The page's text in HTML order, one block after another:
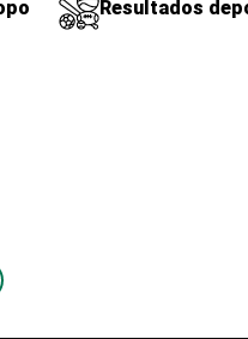
Resultados